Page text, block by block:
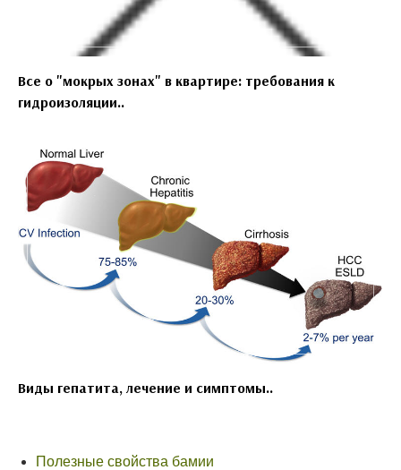
Все о "мокрых зонах" в квартире: требования к
гидроизоляции..
Виды гепатита, лечение и симптомы..
Полезные свойства бамии